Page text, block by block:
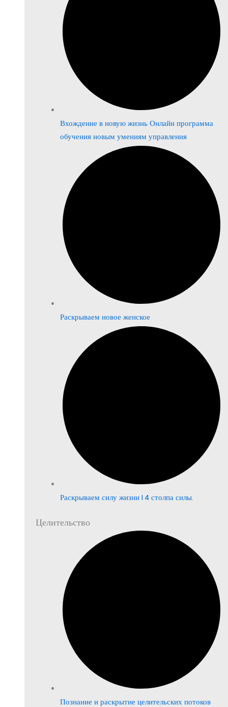
Вхождение в новую жизнь Онлайн программа
обучения новым умениям управления
Раскрываем новое женское
Раскрываем силу жизни | 4 столпа силы.
Целительство
Познание и раскрытие целительских потоков